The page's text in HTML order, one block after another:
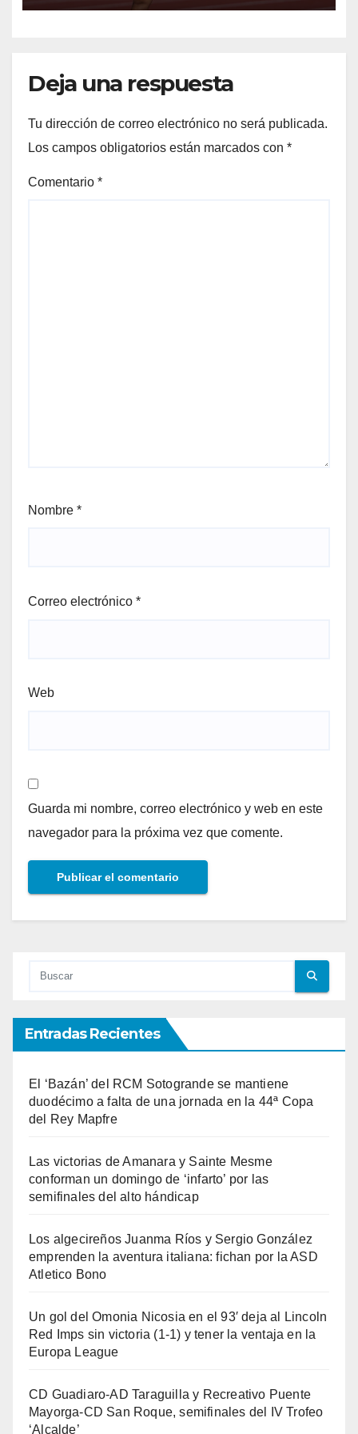
Deja una respuesta
Tu dirección de correo electrónico no será publicada.
Los campos obligatorios están marcados con *
Comentario *
Nombre *
Correo electrónico *
Web
Guarda mi nombre, correo electrónico y web en este
navegador para la próxima vez que comente.
Entradas Recientes
El ‘Bazán’ del RCM Sotogrande se mantiene
duodécimo a falta de una jornada en la 44ª Copa
del Rey Mapfre
Las victorias de Amanara y Sainte Mesme
conforman un domingo de ‘infarto’ por las
semifinales del alto hándicap
Los algecireños Juanma Ríos y Sergio González
emprenden la aventura italiana: fichan por la ASD
Atletico Bono
Un gol del Omonia Nicosia en el 93′ deja al Lincoln
Red Imps sin victoria (1-1) y tener la ventaja en la
Europa League
CD Guadiaro-AD Taraguilla y Recreativo Puente
Mayorga-CD San Roque, semifinales del IV Trofeo
‘Alcalde’